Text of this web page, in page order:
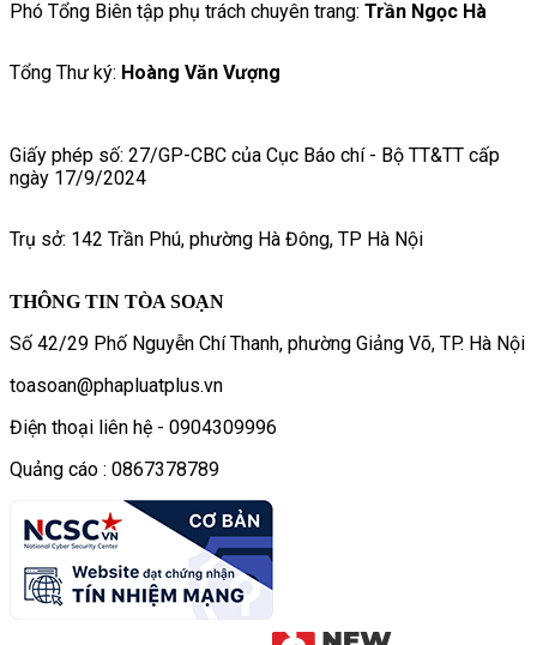
Phó Tổng Biên tập phụ trách chuyên trang: Trần Ngọc Hà
Tổng Thư ký: Hoàng Văn Vượng
Giấy phép số: 27/GP-CBC của Cục Báo chí - Bộ TT&TT cấp
ngày 17/9/2024
Trụ sở: 142 Trần Phú, phường Hà Đông, TP Hà Nội
THÔNG TIN TÒA SOẠN
Số 42/29 Phố Nguyễn Chí Thanh, phường Giảng Võ, TP. Hà Nội
toasoan@phapluatplus.vn
Điện thoại liên hệ - 0904309996
Quảng cáo : 0867378789